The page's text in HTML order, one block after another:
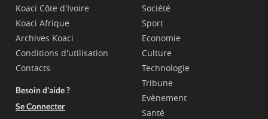
Koaci Côte d'Ivoire
Koaci Afrique
Archives Koaci
Conditions d'utilisation
Contacts
Besoin d'aide ?
Se Connecter
Société
Sport
Economie
Culture
Technologie
Tribune
Evènement
Santé